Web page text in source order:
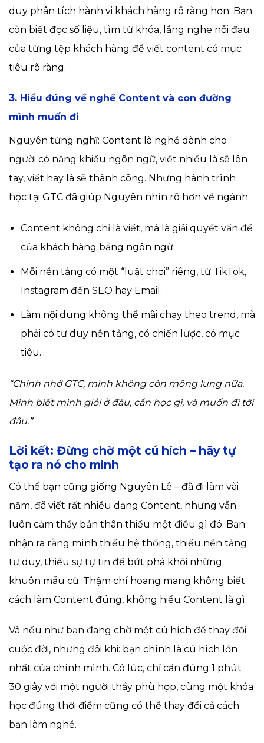
duy phân tích hành vi khách hàng rõ ràng hơn. Bạn
còn biết đọc số liệu, tìm từ khóa, lắng nghe nỗi đau
của từng tệp khách hàng để viết content có mục
tiêu rõ ràng.
3. Hiểu đúng về nghề Content và con đường
mình muốn đi
Nguyên từng nghĩ: Content là nghề dành cho
người có năng khiếu ngôn ngữ, viết nhiều là sẽ lên
tay, viết hay là sẽ thành công. Nhưng hành trình
học tại GTC đã giúp Nguyên nhìn rõ hơn về ngành:
Content không chỉ là viết, mà là giải quyết vấn đề
của khách hàng bằng ngôn ngữ.
Mỗi nền tảng có một “luật chơi” riêng, từ TikTok,
Instagram đến SEO hay Email.
Làm nội dung không thể mãi chạy theo trend, mà
phải có tư duy nền tảng, có chiến lược, có mục
tiêu.
“Chính nhờ GTC, mình không còn mông lung nữa.
Mình biết mình giỏi ở đâu, cần học gì, và muốn đi tới
đâu.”
Lời kết: Đừng chờ một cú hích – hãy tự
tạo ra nó cho mình
Có thể bạn cũng giống Nguyên Lê – đã đi làm vài
năm, đã viết rất nhiều dạng Content, nhưng vẫn
luôn cảm thấy bản thân thiếu một điều gì đó. Bạn
nhận ra rằng mình thiếu hệ thống, thiếu nền tảng
tư duy, thiếu sự tự tin để bứt phá khỏi những
khuôn mẫu cũ. Thậm chí hoang mang không biết
cách làm Content đúng, không hiểu Content là gì.
Và nếu như bạn đang chờ một cú hích để thay đổi
cuộc đời, nhưng đôi khi: bạn chính là cú hích lớn
nhất của chính mình. Có lúc, chỉ cần đúng 1 phút
30 giây với một người thầy phù hợp, cùng một khóa
học đúng thời điểm cũng có thể thay đổi cả cách
bạn làm nghề.